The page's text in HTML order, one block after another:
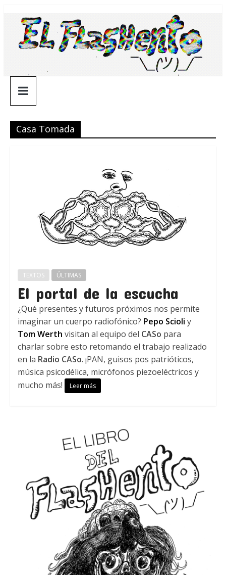
contenido
¯\_(ツ)_/
¯
Casa Tomada
TEXTOS ÚLTIMAS
El portal de la escucha
¿Qué presentes y futuros próximos nos permite
imaginar un cuerpo radiofónico? Pepo Scioli y
Tom Werth visitan al equipo del CASo para
charlar sobre esto retomando el trabajo realizado
en la Radio CASo. ¡PAN, guisos pos patrióticos,
música psicodélica, micrófonos piezoeléctricos y
mucho más!
Leer más